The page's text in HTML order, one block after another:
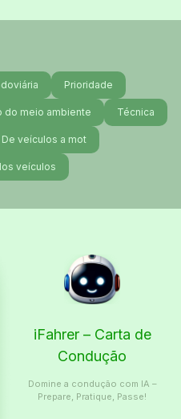
Prioridade
do meio ambiente Técnica
veículos a mot
veículos
iFahrer – Carta de
Condução
Domine a condução com IA –
Prepare, Pratique, Passe!